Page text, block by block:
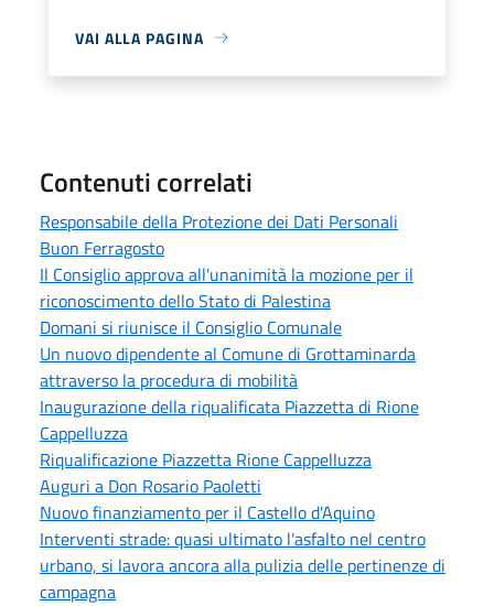
VAI ALLA PAGINA
Contenuti correlati
Responsabile della Protezione dei Dati Personali
Buon Ferragosto
Il Consiglio approva all'unanimità la mozione per il
riconoscimento dello Stato di Palestina
Domani si riunisce il Consiglio Comunale
Un nuovo dipendente al Comune di Grottaminarda
attraverso la procedura di mobilità
Inaugurazione della riqualificata Piazzetta di Rione
Cappelluzza
Riqualificazione Piazzetta Rione Cappelluzza
Auguri a Don Rosario Paoletti
Nuovo finanziamento per il Castello d'Aquino
Interventi strade: quasi ultimato l'asfalto nel centro
urbano, si lavora ancora alla pulizia delle pertinenze di
campagna